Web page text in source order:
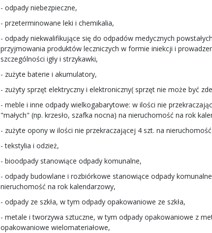
- odpady niebezpieczne,
- przeterminowane leki i chemikalia,
- odpady niekwalifikujące się do odpadów medycznych
przyjmowania produktów leczniczych w formie iniekcji i
szczególności igły i strzykawki,
- zużyte baterie i akumulatory,
- zużyty sprzęt elektryczny i elektroniczny( sprzęt nie może być
- meble i inne odpady wielkogabarytowe: w ilości nie
"małych" (np. krzesło, szafka nocna) na nieruchomość na rok
- zużyte opony w ilości nie przekraczającej 4 szt. na
- tekstylia i odzież,
- bioodpady stanowiące odpady komunalne,
- odpady budowlane i rozbiórkowe stanowiące odpady
nieruchomość na rok kalendarzowy,
- odpady ze szkła, w tym odpady opakowaniowe ze szkła,
- metale i tworzywa sztuczne, w tym odpady opakowaniowe z
opakowaniowe wielomateriałowe,